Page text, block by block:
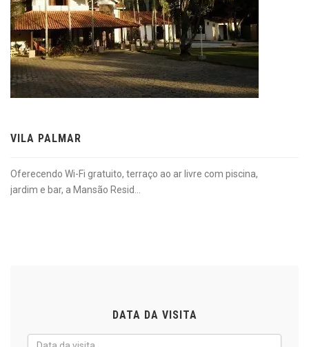
VILA PALMAR
Oferecendo Wi-Fi gratuito, terraço ao ar livre com piscina,
jardim e bar, a Mansão Resid...
DATA DA VISITA